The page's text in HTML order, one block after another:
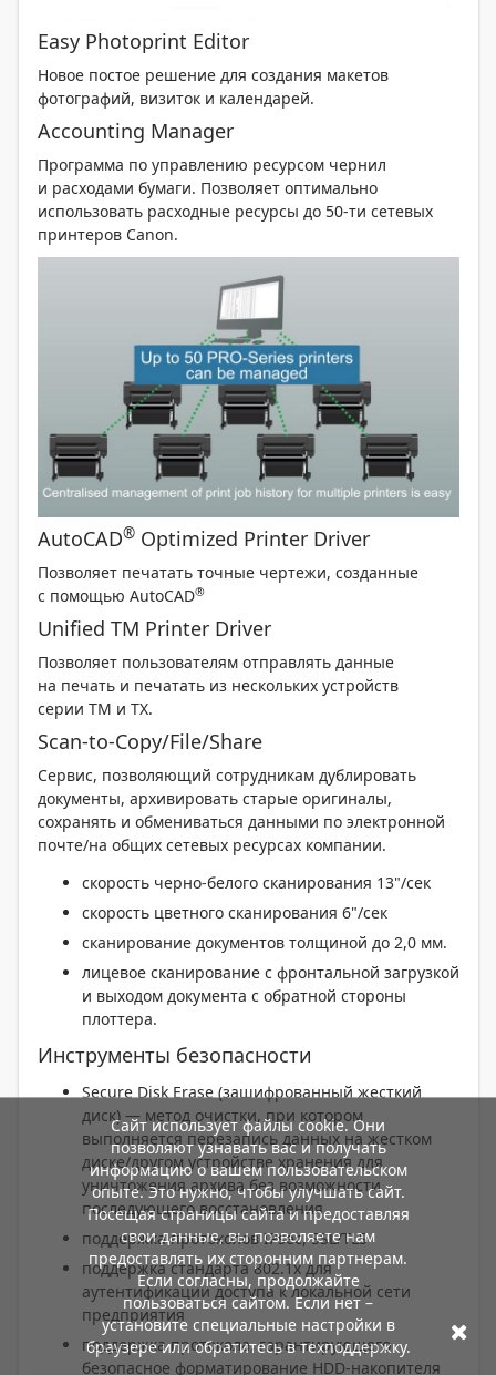
Easy Photoprint Editor
Новое постое решение для создания макетов
фотографий, визиток и календарей.
Accounting Manager
Программа по управлению ресурсом чернил
и расходами бумаги. Позволяет оптимально
использовать расходные ресурсы до 50-ти сетевых
принтеров Canon.
AutoCAD® Optimized Printer Driver
Позволяет печатать точные чертежи, созданные
с помощью AutoCAD®
Unified TM Printer Driver
Позволяет пользователям отправлять данные
на печать и печатать из нескольких устройств
серии TM и TX.
Scan-to-Copy/File/Share
Сервис, позволяющий сотрудникам дублировать
документы, архивировать старые оригиналы,
сохранять и обмениваться данными по электронной
почте/на общих сетевых ресурсах компании.
скорость черно-белого сканирования 13"/сек
скорость цветного сканирования 6"/сек
сканирование документов толщиной до 2,0 мм.
лицевое сканирование с фронтальной загрузкой
и выходом документа с обратной стороны
плоттера.
Инструменты безопасности
Secure Disk Erase (зашифрованный жесткий
диск) — метод очистки, при котором
выполняется перезапись данных на жестком
диске/другом устройстве хранения для
уничтожения архива без возможности
последующего восстановления
поддержка протоколов IPsec, SSL/TLS
поддержка стандарта 802.1x для
аутентификации доступа к локальной сети
предприятия
поддержка протокола, гарантирующего
безопасное форматирование HDD-накопителя
Сайт использует файлы cookie. Они
позволяют узнавать вас и получать
информацию о вашем пользовательском
опыте. Это нужно, чтобы улучшать сайт.
Посещая страницы сайта и предоставляя
свои данные, вы позволяете нам
предоставлять их сторонним партнерам.
Если согласны, продолжайте
пользоваться сайтом. Если нет –
установите специальные настройки в
браузере или обратитесь в техподдержку.